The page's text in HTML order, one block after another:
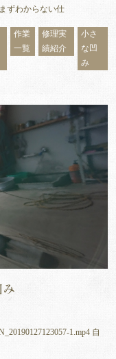
ずわからない仕
作業
一覧
修理実
績紹介
小さ
な凹
み
1.mp4 自